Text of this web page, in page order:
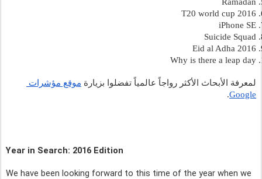
T20 world cup 2016
iPhone SE
Suicide Squad
Eid al Adha 2016
Why is there a leap day
لمعرفة الأبحاث الأكثر رواجاً عالمياً تفضلوا بزيارة
Google
.
Year in Search: 2016 Edition
We have been looking forward to this time of the year when we